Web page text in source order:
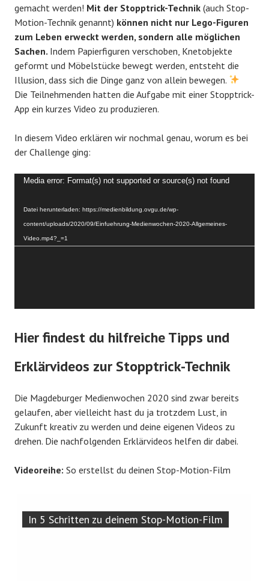
gemacht werden! Mit der Stopptrick-Technik (auch Stop-
Motion-Technik genannt) können nicht nur Lego-Figuren
zum Leben erweckt werden, sondern alle möglichen
Sachen. Indem Papierfiguren verschoben, Knetobjekte
geformt und Möbelstücke bewegt werden, entsteht die
Illusion, dass sich die Dinge ganz von allein bewegen.
Die Teilnehmenden hatten die Aufgabe mit einer Stopptrick-
App ein kurzes Video zu produzieren.
In diesem Video erklären wir nochmal genau, worum es bei
der Challenge ging:
Video-
Media error: Format(s) not supported or source(s) not found
Datei herunterladen: https://medienbildung.ovgu.de/wp-
content/uploads/2020/09/Einfuehrung-Medienwochen-2020-Allgemeines-
Video.mp4?_=1
Hier findest du hilfreiche Tipps und
Erklärvideos zur Stopptrick-Technik
Die Magdeburger Medienwochen 2020 sind zwar bereits
gelaufen, aber vielleicht hast du ja trotzdem Lust, in
Zukunft kreativ zu werden und deine eigenen Videos zu
drehen. Die nachfolgenden Erklärvideos helfen dir dabei.
Videoreihe: So erstellst du deinen Stop-Motion-Film
In 5 Schritten zu deinem Stop-Motion-Film